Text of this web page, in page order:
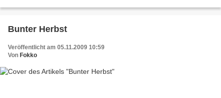
Bunter Herbst
Veröffentlicht am 05.11.2009 10:59
Von Fokko